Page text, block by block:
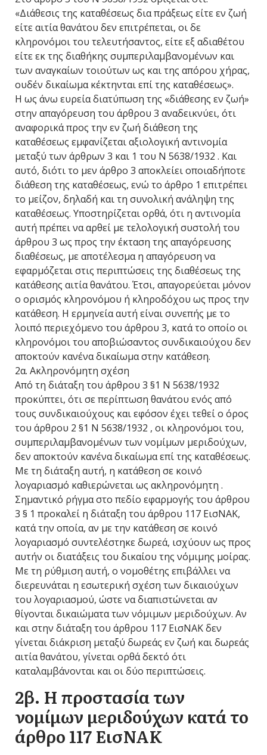
«Διάθεσις της καταθέσεως δια πράξεως είτε εν ζωή
είτε αιτία θανάτου δεν επιτρέπεται, οι δε
κληρονόμοι του τελευτήσαντος, είτε εξ αδιαθέτου
είτε εκ της διαθήκης συμπεριλαμβανομένων και
των αναγκαίων τοιούτων ως και της απόρου χήρας,
ουδέν δικαίωμα κέκτηνται επί της καταθέσεως».
Η ως άνω ευρεία διατύπωση της «διάθεσης εν ζωή»
στην απαγόρευση του άρθρου 3 αναδεικνύει, ότι
αναφορικά προς την εν ζωή διάθεση της
καταθέσεως εμφανίζεται αξιολογική αντινομία
μεταξύ των άρθρων 3 και 1 του Ν 5638/1932 . Και
αυτό, διότι το μεν άρθρο 3 αποκλείει οποιαδήποτε
διάθεση της καταθέσεως, ενώ το άρθρο 1 επιτρέπει
το μείζον, δηλαδή και τη συνολική ανάληψη της
καταθέσεως. Υποστηρίζεται ορθά, ότι η αντινομία
αυτή πρέπει να αρθεί με τελολογική συστολή του
άρθρου 3 ως προς την έκταση της απαγόρευσης
διαθέσεως, με αποτέλεσμα η απαγόρευση να
εφαρμόζεται στις περιπτώσεις της διαθέσεως της
κατάθεσης αιτία θανάτου. Έτσι, απαγορεύεται μόνον
ο ορισμός κληρονόμου ή κληροδόχου ως προς την
κατάθεση. Η ερμηνεία αυτή είναι συνεπής με το
λοιπό περιεχόμενο του άρθρου 3, κατά το οποίο οι
κληρονόμοι του αποβιώσαντος συνδικαιούχου δεν
αποκτούν κανένα δικαίωμα στην κατάθεση.
2α. Ακληρονόμητη σχέση
Από τη διάταξη του άρθρου 3 §1 Ν 5638/1932
προκύπτει, ότι σε περίπτωση θανάτου ενός από
τους συνδικαιούχους και εφόσον έχει τεθεί ο όρος
του άρθρου 2 §1 Ν 5638/1932 , οι κληρονόμοι του,
συμπεριλαμβανομένων των νομίμων μεριδούχων,
δεν αποκτούν κανένα δικαίωμα επί της καταθέσεως.
Με τη διάταξη αυτή, η κατάθεση σε κοινό
λογαριασμό καθιερώνεται ως ακληρονόμητη .
Σημαντικό ρήγμα στο πεδίο εφαρμογής του άρθρου
3 § 1 προκαλεί η διάταξη του άρθρου 117 ΕισΝΑΚ,
κατά την οποία, αν με την κατάθεση σε κοινό
λογαριασμό συντελέστηκε δωρεά, ισχύουν ως προς
αυτήν οι διατάξεις του δικαίου της νόμιμης μοίρας.
Με τη ρύθμιση αυτή, ο νομοθέτης επιβάλλει να
διερευνάται η εσωτερική σχέση των δικαιούχων
του λογαριασμού, ώστε να διαπιστώνεται αν
θίγονται δικαιώματα των νόμιμων μεριδούχων. Αν
και στην διάταξη του άρθρου 117 ΕισΝΑΚ δεν
γίνεται διάκριση μεταξύ δωρεάς εν ζωή και δωρεάς
αιτία θανάτου, γίνεται ορθά δεκτό ότι
καταλαμβάνονται και οι δύο περιπτώσεις.
2β. Η προστασία των
νομίμων μεριδούχων κατά το
άρθρο 117 ΕισΝΑΚ